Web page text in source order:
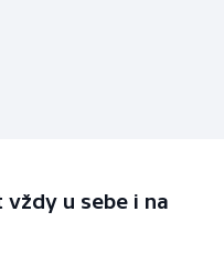
u sebe i na